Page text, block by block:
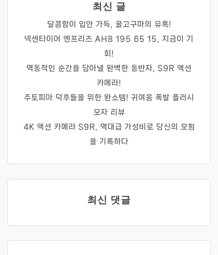
최신 글
달콤함이 입안 가득, 꿀고구마의 유혹!
넥센타이어 엔프리즈 AH8 195 65 15, 지금이 기
회!
역동적인 순간을 담아낼 완벽한 동반자, S9R 액션
카메라!
주토피아 덕후들을 위한 완소템! 귀여움 폭발 플러시
모자 리뷰
4K 액션 카메라 S9R, 역대급 가성비로 당신의 모험
을 기록하다
최신 댓글